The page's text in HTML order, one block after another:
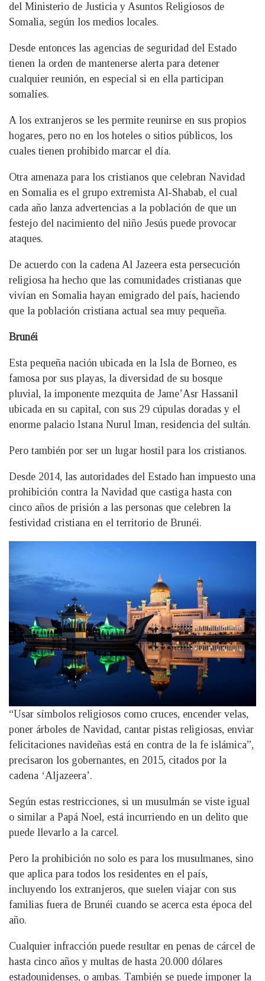
del Ministerio de Justicia y Asuntos Religiosos de
Somalia, según los medios locales.
Desde entonces las agencias de seguridad del Estado
tienen la orden de mantenerse alerta para detener
cualquier reunión, en especial si en ella participan
somalíes.
A los extranjeros se les permite reunirse en sus propios
hogares, pero no en los hoteles o sitios públicos, los
cuales tienen prohibido marcar el día.
Otra amenaza para los cristianos que celebran Navidad
en Somalia es el grupo extremista Al-Shabab, el cual
cada año lanza advertencias a la población de que un
festejo del nacimiento del niño Jesús puede provocar
ataques.
De acuerdo con la cadena Al Jazeera esta persecución
religiosa ha hecho que las comunidades cristianas que
vivían en Somalia hayan emigrado del país, haciendo
que la población cristiana actual sea muy pequeña.
Brunéi
Esta pequeña nación ubicada en la Isla de Borneo, es
famosa por sus playas, la diversidad de su bosque
pluvial, la imponente mezquita de Jame’Asr Hassanil
ubicada en su capital, con sus 29 cúpulas doradas y el
enorme palacio Istana Nurul Iman, residencia del sultán.
Pero también por ser un lugar hostil para los cristianos.
Desde 2014, las autoridades del Estado han impuesto una
prohibición contra la Navidad que castiga hasta con
cinco años de prisión a las personas que celebren la
festividad cristiana en el territorio de Brunéi.
“Usar símbolos religiosos como cruces, encender velas,
poner árboles de Navidad, cantar pistas religiosas, enviar
felicitaciones navideñas está en contra de la fe islámica”,
precisaron los gobernantes, en 2015, citados por la
cadena ‘Aljazeera’.
Según estas restricciones, si un musulmán se viste igual
o similar a Papá Noel, está incurriendo en un delito que
puede llevarlo a la carcel.
Pero la prohibición no solo es para los musulmanes, sino
que aplica para todos los residentes en el país,
incluyendo los extranjeros, que suelen viajar con sus
familias fuera de Brunéi cuando se acerca esta época del
año.
Cualquier infracción puede resultar en penas de cárcel de
hasta cinco años y multas de hasta 20.000 dólares
estadounidenses, o ambas. También se puede imponer la